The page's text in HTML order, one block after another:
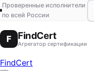
Проверенные исполнители
по всей России
F FindCert
Агрегатор сертификации
FindCert